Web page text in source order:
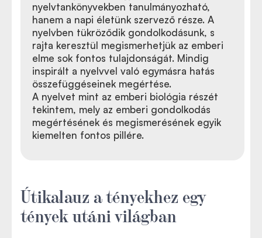
nyelvtankönyvekben tanulmányozható,
hanem a napi életünk szervező része. A
nyelvben tükröződik gondolkodásunk, s
rajta keresztül megismerhetjük az emberi
elme sok fontos tulajdonságát. Mindig
inspirált a nyelvvel való egymásra hatás
összefüggéseinek megértése.
A nyelvet mint az emberi biológia részét
tekintem, mely az emberi gondolkodás
megértésének és megismerésének egyik
kiemelten fontos pillére.
Útikalauz a tényekhez egy
tények utáni világban